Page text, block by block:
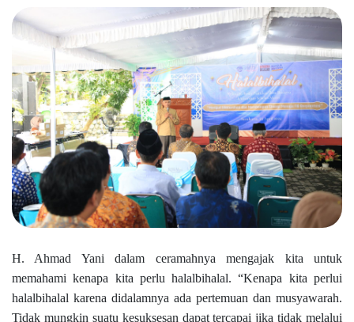
H. Ahmad Yani dalam ceramahnya mengajak kita untuk
memahami kenapa kita perlu halalbihalal. “Kenapa kita perlui
halalbihalal karena didalamnya ada pertemuan dan musyawarah.
Tidak mungkin suatu kesuksesan dapat tercapai jika tidak melalui